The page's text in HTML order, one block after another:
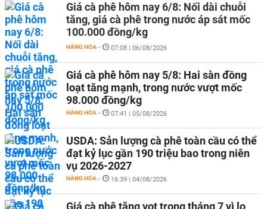
Giá cà phê hôm nay 6/8: Nối dài chuỗi
tăng, giá cà phê trong nước áp sát mốc
100.000 đồng/kg
HÀNG HÓA - 07:08 | 06/08/2026
Giá cà phê hôm nay 5/8: Hai sàn đồng
loạt tăng mạnh, trong nước vượt mốc
98.000 đồng/kg
HÀNG HÓA - 07:41 | 05/08/2026
USDA: Sản lượng cà phê toàn cầu có thể
đạt kỷ lục gần 190 triệu bao trong niên
vụ 2026-2027
HÀNG HÓA - 16:39 | 04/08/2026
Giá cà phê tăng vọt trong tháng 7 vì lo